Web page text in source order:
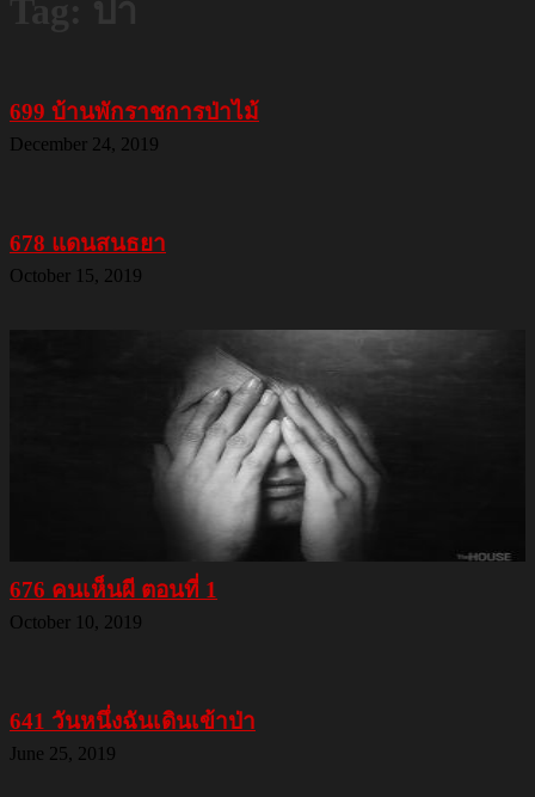
699 บ้านพักราชการป่าไม้
December 24, 2019
678 แดนสนธยา
October 15, 2019
676 คนเห็นผี ตอนที่ 1
October 10, 2019
641 วันหนึ่งฉันเดินเข้าป่า
June 25, 2019